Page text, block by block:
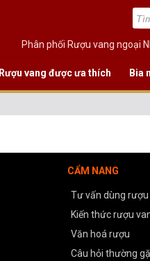
Phân phối Rượu vang ngoại
Rượu vang được ưa thích Bia
CẨM NANG
Tư vấn dùng rượu
Kiến thức rượu
Văn hoá rượu
Câu hỏi thường